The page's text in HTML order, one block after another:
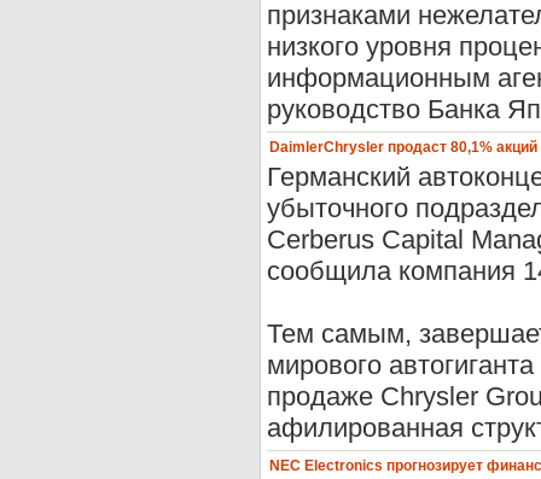
признаками
низкого уровня
информационным
руководство Банка
DaimlerChrysler продаст 80,1%
Германский
убыточного
Cerberus Capital
сообщила компания
Тем самым,
мирового
продаже Chrysler
афилированная
NEC Electronics прогнозирует